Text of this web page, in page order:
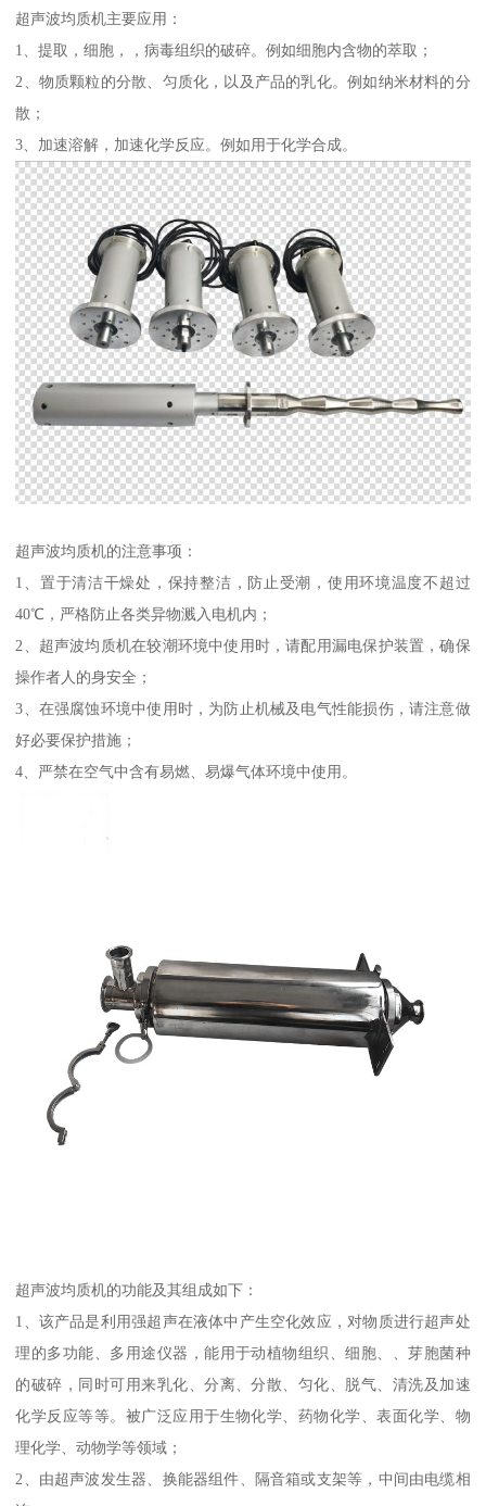
超声波均质机主要应用：
1、提取，细胞，，病毒组织的破碎。例如细胞内含物的萃取；
2、物质颗粒的分散、匀质化，以及产品的乳化。例如纳米材料的分
散；
3、加速溶解，加速化学反应。例如用于化学合成。
超声波均质机的注意事项：
1、置于清洁干燥处，保持整洁，防止受潮，使用环境温度不超过
40℃，严格防止各类异物溅入电机内；
2、超声波均质机在较潮环境中使用时，请配用漏电保护装置，确保
操作者人的身安全；
3、在强腐蚀环境中使用时，为防止机械及电气性能损伤，请注意做
好必要保护措施；
4、严禁在空气中含有易燃、易爆气体环境中使用。
超声波均质机的功能及其组成如下：
1、该产品是利用强超声在液体中产生空化效应，对物质进行超声处
理的多功能、多用途仪器，能用于动植物组织、细胞、、芽胞菌种
的破碎，同时可用来乳化、分离、分散、匀化、脱气、清洗及加速
化学反应等等。被广泛应用于生物化学、药物化学、表面化学、物
理化学、动物学等领域；
2、由超声波发生器、换能器组件、隔音箱或支架等，中间由电缆相